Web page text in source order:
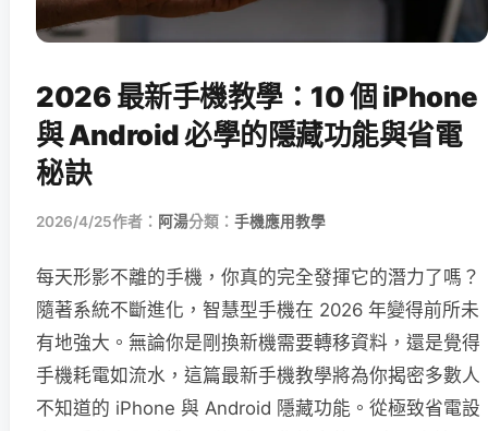
2026 最新手機教學：10 個 iPhone
與 Android 必學的隱藏功能與省電
秘訣
2026/4/25作者： 阿湯分類： 手機應用教學
每天形影不離的手機，你真的完全發揮它的潛力了嗎？
隨著系統不斷進化，智慧型手機在 2026 年變得前所未
有地強大。無論你是剛換新機需要轉移資料，還是覺得
手機耗電如流水，這篇最新手機教學將為你揭密多數人
不知道的 iPhone 與 Android 隱藏功能。從極致省電設